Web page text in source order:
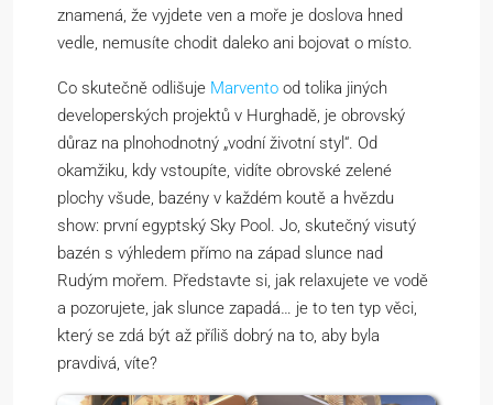
znamená, že vyjdete ven a moře je doslova hned
vedle, nemusíte chodit daleko ani bojovat o místo.
Co skutečně odlišuje Marvento od tolika jiných
developerských projektů v Hurghadě, je obrovský
důraz na plnohodnotný „vodní životní styl“. Od
okamžiku, kdy vstoupíte, vidíte obrovské zelené
plochy všude, bazény v každém koutě a hvězdu
show: první egyptský Sky Pool. Jo, skutečný visutý
bazén s výhledem přímo na západ slunce nad
Rudým mořem. Představte si, jak relaxujete ve vodě
a pozorujete, jak slunce zapadá… je to ten typ věci,
který se zdá být až příliš dobrý na to, aby byla
pravdivá, víte?